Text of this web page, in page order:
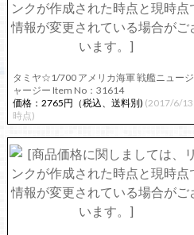
タミヤ☆1/700 アメリカ海軍 戦艦ニュージ
ャージー Item No：31614
価格：2765円（税込、送料別) (2017/6/13
時点)